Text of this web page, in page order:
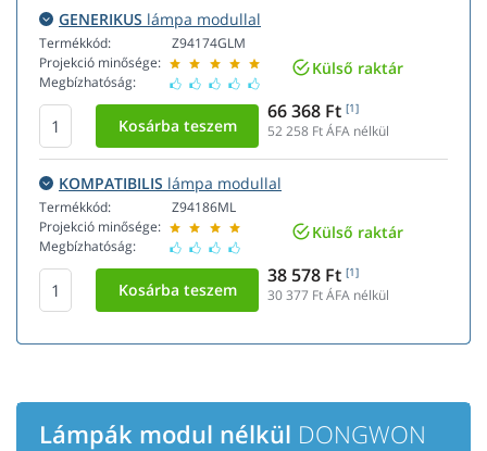
GENERIKUS lámpa modullal
Termékkód:
Projekció minősége:
Megbízhatóság:
Z94174GLM
Külső raktár
66 368 Ft [1]
52 258 Ft ÁFA nélkül
KOMPATIBILIS lámpa modullal
Termékkód:
Projekció minősége:
Megbízhatóság:
Z94186ML
Külső raktár
38 578 Ft [1]
30 377 Ft ÁFA nélkül
Lámpák modul nélkül DONGWON